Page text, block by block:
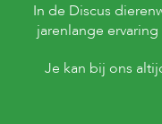
In de Discus
jarenlange
Je kan bij ons